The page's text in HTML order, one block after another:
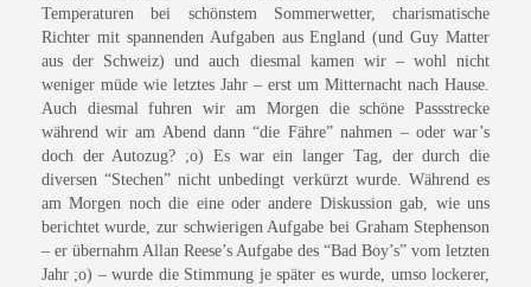
Temperaturen bei schönstem Sommerwetter, charismatische
Richter mit spannenden Aufgaben aus England (und Guy Matter
aus der Schweiz) und auch diesmal kamen wir – wohl nicht
weniger müde wie letztes Jahr – erst um Mitternacht nach Hause.
Auch diesmal fuhren wir am Morgen die schöne Passstrecke
während wir am Abend dann “die Fähre” nahmen – oder war’s
doch der Autozug? ;o) Es war ein langer Tag, der durch die
diversen “Stechen” nicht unbedingt verkürzt wurde. Während es
am Morgen noch die eine oder andere Diskussion gab, wie uns
berichtet wurde, zur schwierigen Aufgabe bei Graham Stephenson
– er übernahm Allan Reese’s Aufgabe des “Bad Boy’s” vom letzten
Jahr ;o) – wurde die Stimmung je später es wurde, umso lockerer,